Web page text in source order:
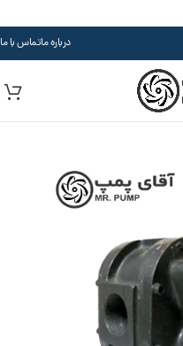
درباره ماتماس با ما